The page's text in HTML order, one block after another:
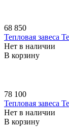
68 850
Тепловая завеса
Нет в наличии
В корзину
78 100
Тепловая завеса
Нет в наличии
В корзину